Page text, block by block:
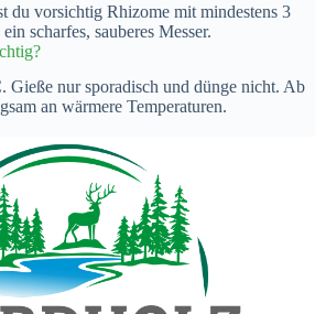
du vorsichtig Rhizome mit mindestens 3
scharfes, sauberes Messer.
Gieße nur sporadisch und dünge nicht. Ab
an wärmere Temperaturen.